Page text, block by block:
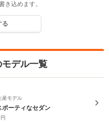
き込めます。
る
デル一覧
産モデル
ーティなセダン